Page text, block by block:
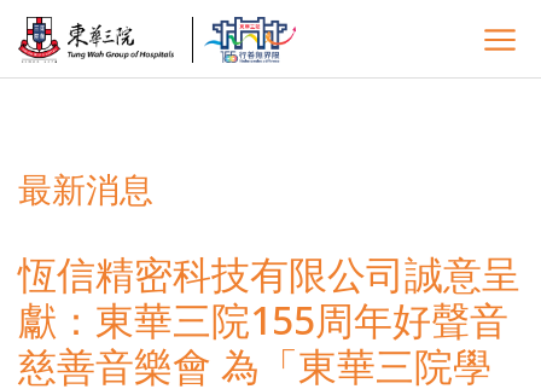
最新消息
恆信精密科技有限公司誠意呈
獻：東華三院155周年好聲音
慈善音樂會 為「東華三院學